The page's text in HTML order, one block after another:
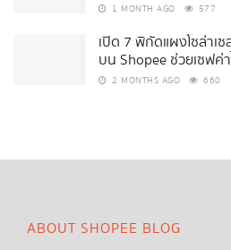
1 MONTH AGO 577
เปิด 7 พิกัดแผงโซล่าเ
บน Shopee ช่วยเซฟค่
2 MONTHS AGO 660
ABOUT SHOPEE BLOG